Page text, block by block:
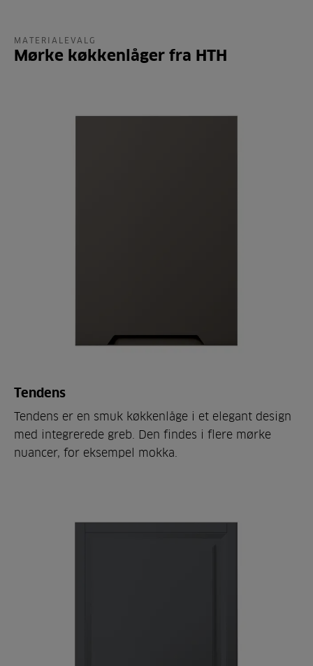
MATERIALEVALG
Mørke køkkenlåger fra HTH
Tendens
Tendens er en smuk køkkenlåge i et elegant design
med integrerede greb. Den findes i flere mørke
nuancer, for eksempel mokka.